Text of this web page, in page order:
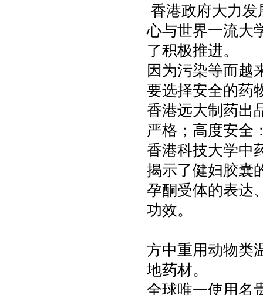
香港政府大力
心与世界一流大
了积极推进。
因为污染等而越
要选择安全的药
香港远大制药出
严格；高度安全
香港科技大学中
揭示了健妇胶囊
孕酮受体的表达
功效。
方中重用动物类
地药材。
全球唯一使用名